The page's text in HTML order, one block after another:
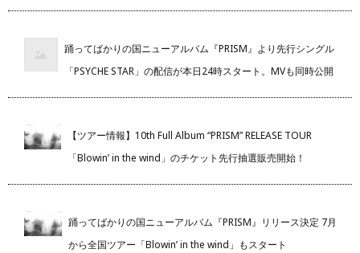
踊ってばかりの国ニューアルバム『PRISM』より先行シングル
「PSYCHE STAR」の配信が本日24時スタート。MVも同時公開
【ツアー情報】10th Full Album “PRISM” RELEASE TOUR
「Blowin’ in the wind」のチケット先行抽選販売開始！
踊ってばかりの国ニューアルバム『PRISM』リリース決定 7月
から全国ツアー「Blowin’ in the wind」もスタート